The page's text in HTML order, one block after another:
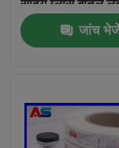
घर
हमारे बारे में
सौंदर्य ग्लास बोतल
जांच